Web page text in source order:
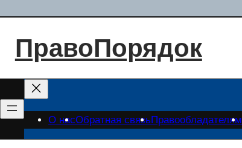
содержимому
ПравоПорядок
О насОбратная связь Правообладателям